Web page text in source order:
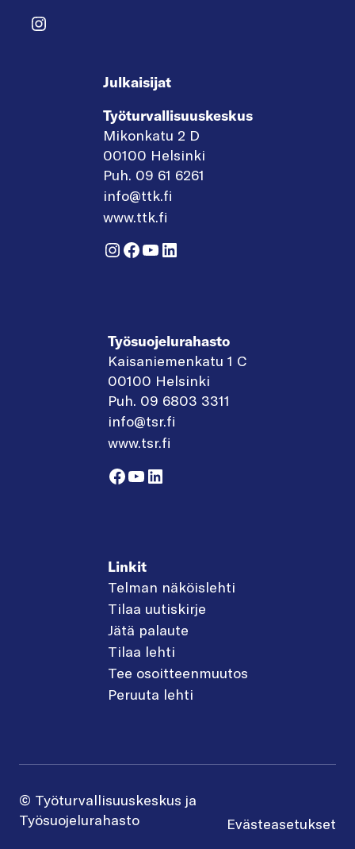
Instagram
Julkaisijat
Työturvallisuuskeskus
Mikonkatu 2 D
00100 Helsinki
Puh. 09 61 6261
info@ttk.fi
www.ttk.fi
Instagram
Facebook
YouTube
LinkedIn
Työsuojelurahasto
Kaisaniemenkatu 1 C
00100 Helsinki
Puh. 09 6803 3311
info@tsr.fi
www.tsr.fi
Facebook
YouTube
LinkedIn
Linkit
Telman näköislehti
Tilaa uutiskirje
Jätä palaute
Tilaa lehti
Tee osoitteenmuutos
Peruuta lehti
© Työturvallisuuskeskus ja
Työsuojelurahasto
Evästeasetukset